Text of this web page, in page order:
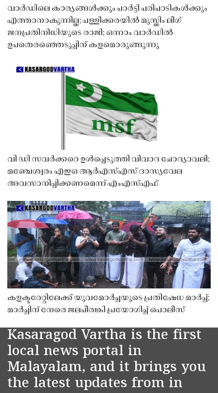
വാർഡിലെ കാര്യങ്ങൾക്കും പാർട്ടി പരിപാടികൾക്കും
എത്താനാകുന്നില്ല; പള്ളിക്കരയിൽ മുസ്ലിം ലീഗ്
ജനപ്രതിനിധിയുടെ രാജി; ഒന്നാം വാർഡിൽ
ഉപതെരഞ്ഞെടുപ്പിന് കളമൊരുങ്ങുന്നു
വി ഡി സവർക്കറെ ഉൾപ്പെടുത്തി വിവാദ ചോദ്യാവലി;
മഞ്ചേശ്വരം എഇഒ ആർഎസ്എസ് ദാസ്യവേല
അവസാനിപ്പിക്കണമെന്ന് എംഎസ്എഫ്
കളക്ടറേറ്റിലേക്ക് യുവമോർച്ചയുടെ പ്രതിഷേധ മാർച്ച്;
മാർച്ചിന് നേരെ ജലപീരങ്കി പ്രയോഗിച്ച് പൊലീസ്
Kasaragod Vartha is the first
local news portal in
Malayalam, and it brings you
the latest updates from in